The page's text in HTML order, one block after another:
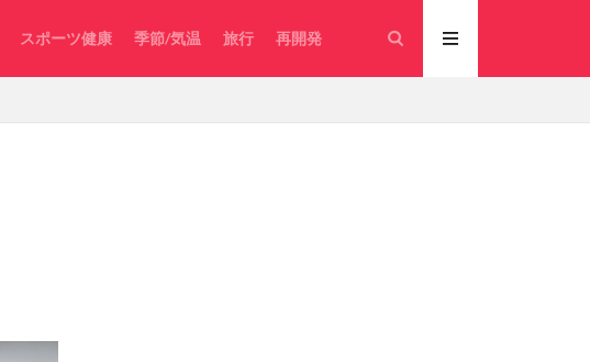
スポーツ健康 季節/気温 旅行 再開発